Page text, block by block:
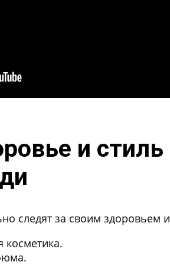
и
следят за своим здоровьем
косметика.
.